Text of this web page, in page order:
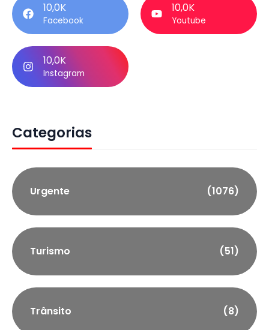
10,0K
Facebook
10,0K
Youtube
10,0K
Instagram
Categorias
Urgente (1076)
Turismo (51)
Trânsito (8)